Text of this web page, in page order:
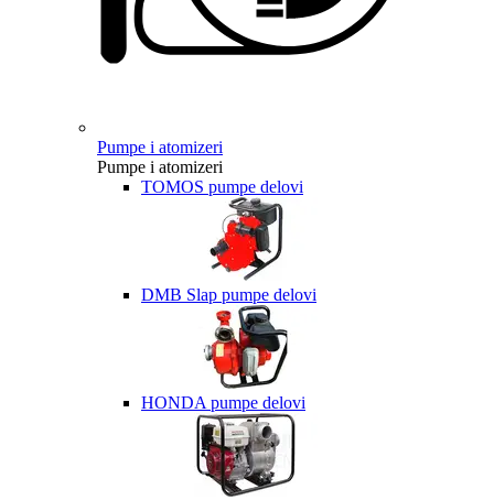
Pumpe i atomizeri
Pumpe i atomizeri
TOMOS pumpe delovi
DMB Slap pumpe delovi
HONDA pumpe delovi